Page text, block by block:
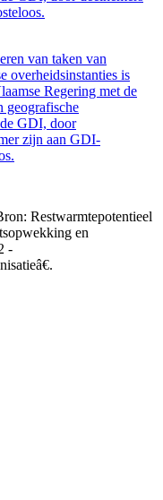
van taken van
overheidsinstanties is
Regering met de
geografische
de GDI, door
zijn aan GDI-
Restwarmtepotentieel
en
-